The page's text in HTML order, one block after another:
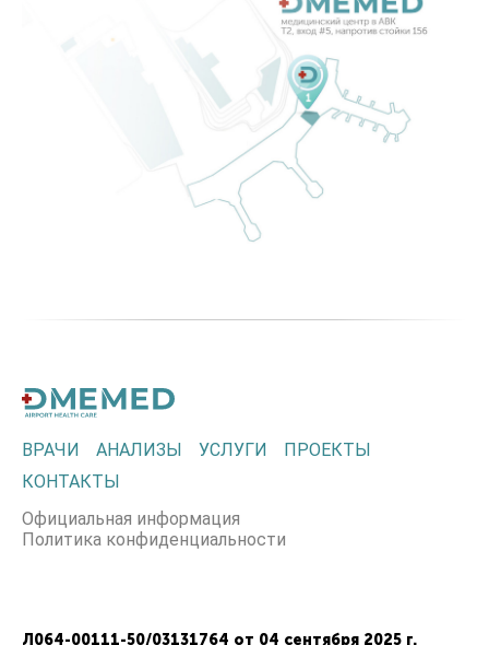
ВРАЧИ АНАЛИЗЫ УСЛУГИ
ПРОЕКТЫ
КОНТАКТЫ
Официальная информация
Политика конфиденциальности
Л064-00111-50/03131764 от 04 сентября 2025 г.